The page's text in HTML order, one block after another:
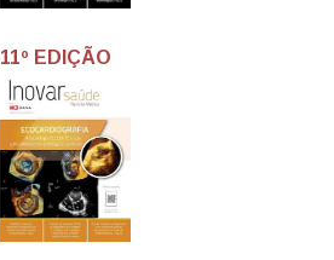
11º EDIÇÃO